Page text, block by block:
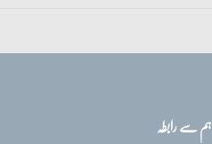
ہم سے رابطہ